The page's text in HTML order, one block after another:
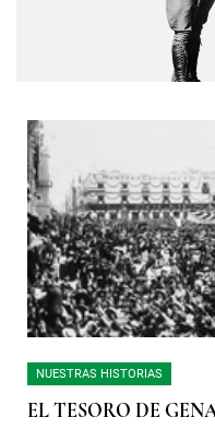
NUESTRAS HISTORIAS
EL TESORO DE